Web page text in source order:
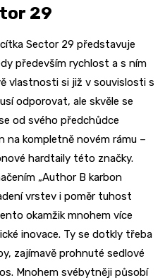
29
Sector 29 představuje
především rychlost a s ním
vlastnosti si již v souvislosti s
odporovat, ale skvěle se
od svého předchůdce
na kompletně novém rámu –
hardtaily této značky.
„Author B karbon
vrstev i poměr tuhost
okamžik mnohem více
inovace. Ty se dotkly třeba
zajímavě prohnuté sedlové
Mnohem svébytněji působí